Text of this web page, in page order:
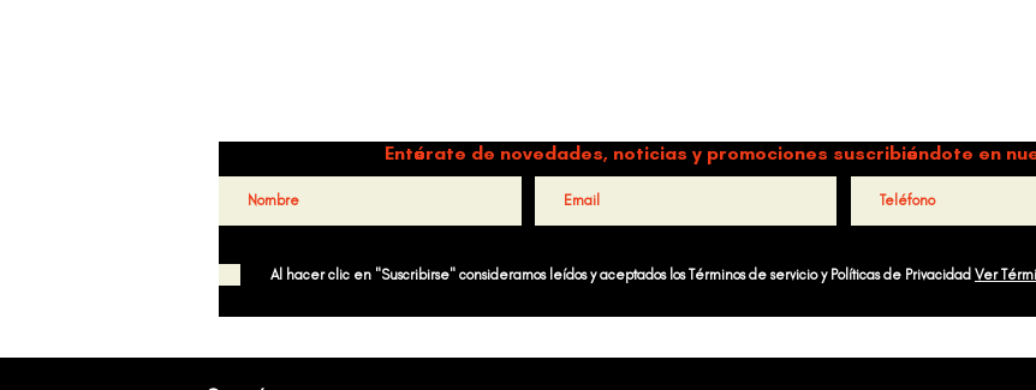
Entérate de novedades, noticias y promociones suscribiéndote en
Al hacer clic en "Suscribirse" consideramos leídos y aceptados los Términos de servicio y Políticas de Privacidad Ver